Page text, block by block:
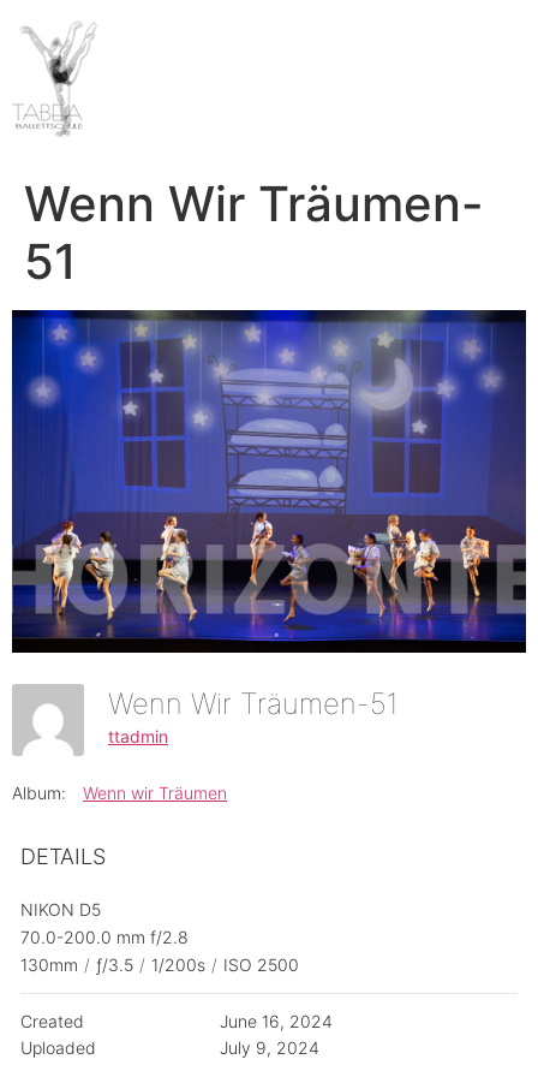
Wenn Wir Träumen-
51
Wenn Wir Träumen-51
ttadmin
Album: Wenn wir Träumen
DETAILS
NIKON D5
70.0-200.0 mm f/2.8
130mm / ƒ/3.5 / 1/200s / ISO 2500
Created
June 16, 2024
Uploaded
July 9, 2024